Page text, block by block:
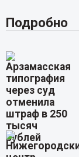
Подробно